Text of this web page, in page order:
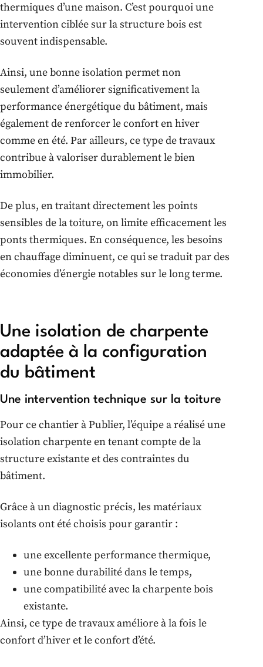
thermiques d’une maison. C’est pourquoi une
intervention ciblée sur la structure bois est
souvent indispensable.
Ainsi, une bonne isolation permet non
seulement d’améliorer significativement la
performance énergétique du bâtiment, mais
également de renforcer le confort en hiver
comme en été. Par ailleurs, ce type de travaux
contribue à valoriser durablement le bien
immobilier.
De plus, en traitant directement les points
sensibles de la toiture, on limite efficacement les
ponts thermiques. En conséquence, les besoins
en chauffage diminuent, ce qui se traduit par des
économies d’énergie notables sur le long terme.
Une isolation de charpente
adaptée à la configuration
du bâtiment
Une intervention technique sur la toiture
Pour ce chantier à Publier, l’équipe a réalisé une
isolation charpente en tenant compte de la
structure existante et des contraintes du
bâtiment.
Grâce à un diagnostic précis, les matériaux
isolants ont été choisis pour garantir :
une excellente performance thermique,
une bonne durabilité dans le temps,
une compatibilité avec la charpente bois
existante.
Ainsi, ce type de travaux améliore à la fois le
confort d’hiver et le confort d’été.